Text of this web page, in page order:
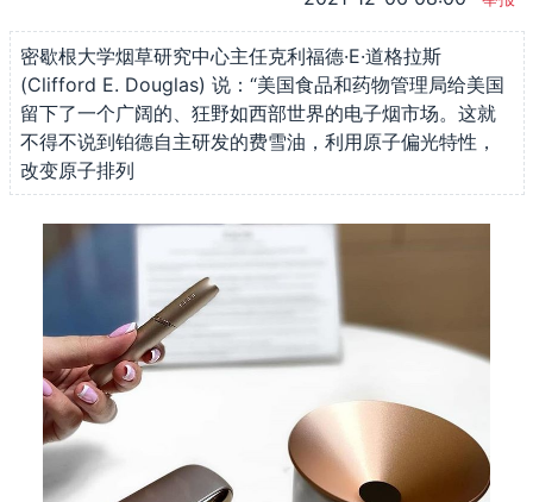
密歇根大学烟草研究中心主任克利福德·E·道格拉斯
(Clifford E. Douglas) 说：“美国食品和药物管理局给美国
留下了一个广阔的、狂野如西部世界的电子烟市场。这就
不得不说到铂德自主研发的费雪油，利用原子偏光特性，
改变原子排列